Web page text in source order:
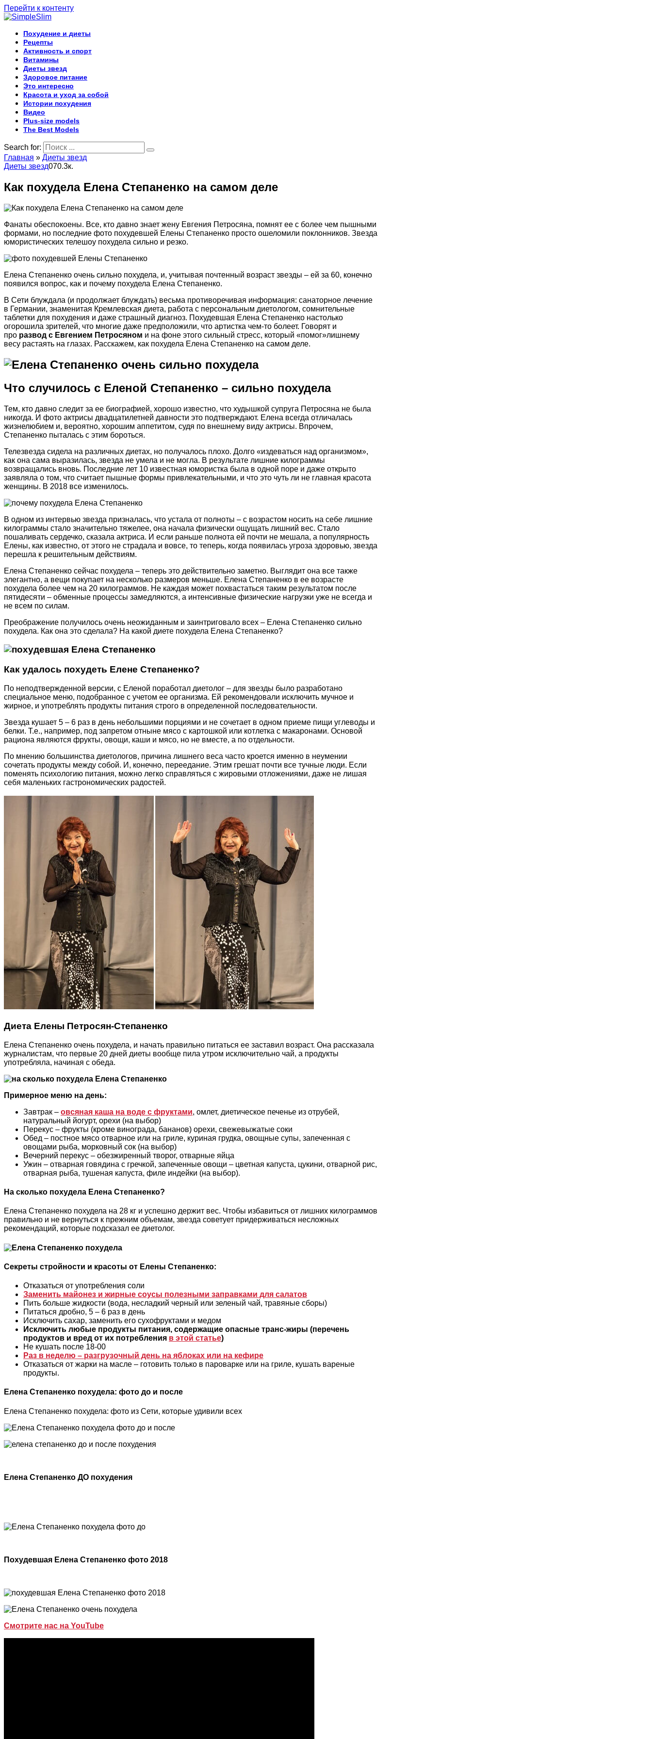
Перейти к контенту
Похудение и диеты
Рецепты
Активность и спорт
Витамины
Диеты звезд
Здоровое питание
Это интересно
Красота и уход за собой
Истории похудения
Видео
Plus-size models
The Best Models
Search for:
Главная » Диеты звезд
Диеты звезд070.3к.
Как похудела Елена Степаненко на самом деле
Фанаты обеспокоены. Все, кто давно знает жену Евгения Петросяна, помнят ее с более чем пышными
формами, но последние фото похудевшей Елены Степаненко просто ошеломили поклонников. Звезда
юмористических телешоу похудела сильно и резко.
Елена Степаненко очень сильно похудела, и, учитывая почтенный возраст звезды – ей за 60, конечно
появился вопрос, как и почему похудела Елена Степаненко.
В Сети блуждала (и продолжает блуждать) весьма противоречивая информация: санаторное лечение
в Германии, знаменитая Кремлевская диета, работа с персональным диетологом, сомнительные
таблетки для похудения и даже страшный диагноз. Похудевшая Елена Степаненко настолько
огорошила зрителей, что многие даже предположили, что артистка чем-то болеет. Говорят и
про развод с Евгением Петросяном и на фоне этого сильный стресс, который «помог»лишнему
весу растаять на глазах. Расскажем, как похудела Елена Степаненко на самом деле.
Что случилось с Еленой Степаненко – сильно похудела
Тем, кто давно следит за ее биографией, хорошо известно, что худышкой супруга Петросяна не была
никогда. И фото актрисы двадцатилетней давности это подтверждают. Елена всегда отличалась
жизнелюбием и, вероятно, хорошим аппетитом, судя по внешнему виду актрисы. Впрочем,
Степаненко пыталась с этим бороться.
Телезвезда сидела на различных диетах, но получалось плохо. Долго «издеваться над организмом»,
как она сама выразилась, звезда не умела и не могла. В результате лишние килограммы
возвращались вновь. Последние лет 10 известная юмористка была в одной поре и даже открыто
заявляла о том, что считает пышные формы привлекательными, и что это чуть ли не главная красота
женщины. В 2018 все изменилось.
В одном из интервью звезда призналась, что устала от полноты – с возрастом носить на себе лишние
килограммы стало значительно тяжелее, она начала физически ощущать лишний вес. Стало
пошаливать сердечко, сказала актриса. И если раньше полнота ей почти не мешала, а популярность
Елены, как известно, от этого не страдала и вовсе, то теперь, когда появилась угроза здоровью, звезда
перешла к решительным действиям.
Елена Степаненко сейчас похудела – теперь это действительно заметно. Выглядит она все также
элегантно, а вещи покупает на несколько размеров меньше. Елена Степаненко в ее возрасте
похудела более чем на 20 килограммов. Не каждая может похвастаться таким результатом после
пятидесяти – обменные процессы замедляются, а интенсивные физические нагрузки уже не всегда и
не всем по силам.
Преображение получилось очень неожиданным и заинтриговало всех – Елена Степаненко сильно
похудела. Как она это сделала? На какой диете похудела Елена Степаненко?
Как удалось похудеть Елене Степаненко?
По неподтвержденной версии, с Еленой поработал диетолог – для звезды было разработано
специальное меню, подобранное с учетом ее организма. Ей рекомендовали исключить мучное и
жирное, и употреблять продукты питания строго в определенной последовательности.
Звезда кушает 5 – 6 раз в день небольшими порциями и не сочетает в одном приеме пищи углеводы и
белки. Т.е., например, под запретом отныне мясо с картошкой или котлетка с макаронами. Основой
рациона являются фрукты, овощи, каши и мясо, но не вместе, а по отдельности.
По мнению большинства диетологов, причина лишнего веса часто кроется именно в неумении
сочетать продукты между собой. И, конечно, переедание. Этим грешат почти все тучные люди. Если
поменять психологию питания, можно легко справляться с жировыми отложениями, даже не лишая
себя маленьких гастрономических радостей.
Диета Елены Петросян-Степаненко
Елена Степаненко очень похудела, и начать правильно питаться ее заставил возраст. Она рассказала
журналистам, что первые 20 дней диеты вообще пила утром исключительно чай, а продукты
употребляла, начиная с обеда.
Примерное меню на день:
Завтрак – овсяная каша на воде с фруктами, омлет, диетическое печенье из отрубей,
натуральный йогурт, орехи (на выбор)
Перекус – фрукты (кроме винограда, бананов) орехи, свежевыжатые соки
Обед – постное мясо отварное или на гриле, куриная грудка, овощные супы, запеченная с
овощами рыба, морковный сок (на выбор)
Вечерний перекус – обезжиренный творог, отварные яйца
Ужин – отварная говядина с гречкой, запеченные овощи – цветная капуста, цукини, отварной рис,
отварная рыба, тушеная капуста, филе индейки (на выбор).
На сколько похудела Елена Степаненко?
Елена Степаненко похудела на 28 кг и успешно держит вес. Чтобы избавиться от лишних килограммов
правильно и не вернуться к прежним объемам, звезда советует придерживаться несложных
рекомендаций, которые подсказал ее диетолог.
Секреты стройности и красоты от Елены Степаненко:
Отказаться от употребления соли
Заменить майонез и жирные соусы полезными заправками для салатов
Пить больше жидкости (вода, несладкий черный или зеленый чай, травяные сборы)
Питаться дробно, 5 – 6 раз в день
Исключить сахар, заменить его сухофруктами и медом
Исключить любые продукты питания, содержащие опасные транс-жиры (перечень
продуктов и вред от их потребления в этой статье)
Не кушать после 18-00
Раз в неделю – разгрузочный день на яблоках или на кефире
Отказаться от жарки на масле – готовить только в пароварке или на гриле, кушать вареные
продукты.
Елена Степаненко похудела: фото до и после
Елена Степаненко похудела: фото из Сети, которые удивили всех
Елена Степаненко ДО похудения
Похудевшая Елена Степаненко фото 2018
Смотрите нас на YouTube